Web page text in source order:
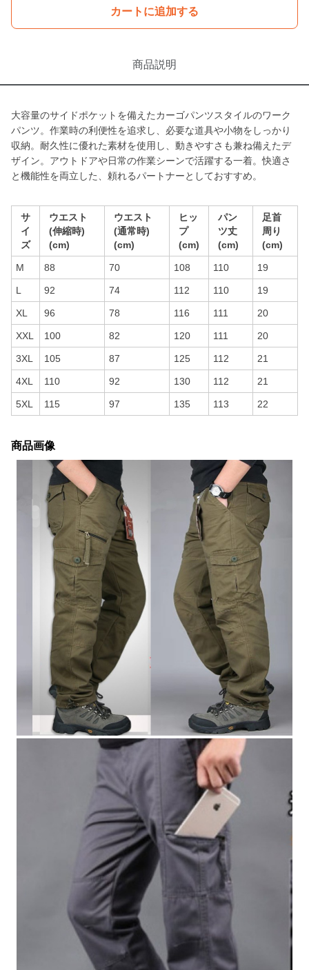
カートに追加する
商品説明
大容量のサイドポケットを備えたカーゴパンツスタイルのワーク
パンツ。作業時の利便性を追求し、必要な道具や小物をしっかり
収納。耐久性に優れた素材を使用し、動きやすさも兼ね備えたデ
ザイン。アウトドアや日常の作業シーンで活躍する一着。快適さ
と機能性を両立した、頼れるパートナーとしておすすめ。
サ
イ
ズ
ウエスト
(伸縮時)
(cm)
ウエスト
(通常時)
(cm)
ヒッ
プ
(cm)
パン
ツ丈
(cm)
足首
周り
(cm)
M 88 70 108 110 19
L 92 74 112 110 19
XL 96 78 116 111 20
XXL 100 82 120 111 20
3XL 105 87 125 112 21
4XL 110 92 130 112 21
5XL 115 97 135 113 22
商品画像